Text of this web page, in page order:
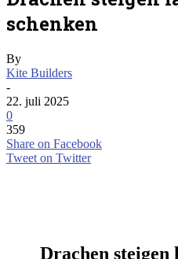
schenken
By
Kite Builders
-
22. juli 2025
0
359
Share on Facebook
Tweet on Twitter
Drachen steigen